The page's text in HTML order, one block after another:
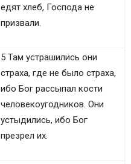
едят хлеб, Господа не
призвали.
5 Там устрашились они
страха, где не было страха,
ибо Бог рассыпал кости
человекоугодников. Они
устыдились, ибо Бог
презрел их.